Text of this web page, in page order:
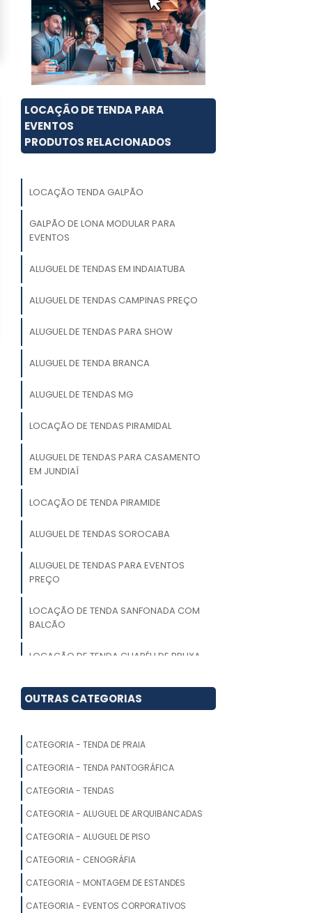
LOCAÇÃO DE TENDA PARA
EVENTOS
PRODUTOS RELACIONADOS
LOCAÇÃO TENDA GALPÃO
GALPÃO DE LONA MODULAR PARA
EVENTOS
ALUGUEL DE TENDAS EM INDAIATUBA
ALUGUEL DE TENDAS CAMPINAS PREÇO
ALUGUEL DE TENDAS PARA SHOW
ALUGUEL DE TENDA BRANCA
ALUGUEL DE TENDAS MG
LOCAÇÃO DE TENDAS PIRAMIDAL
ALUGUEL DE TENDAS PARA CASAMENTO
EM JUNDIAÍ
LOCAÇÃO DE TENDA PIRAMIDE
ALUGUEL DE TENDAS SOROCABA
ALUGUEL DE TENDAS PARA EVENTOS
PREÇO
LOCAÇÃO DE TENDA SANFONADA COM
BALCÃO
LOCAÇÃO DE TENDA CHAPÉU DE BRUXA
LOCAÇÃO DE TENDAS PARA
ARMAZENAGEM
ALUGAR TENDAS PARA EVENTOS
LOCAÇÃO TENDA CRISTAL
LOCAÇÃO DE UNIFILAS EM SP
LOCAÇÃO DE TENDAS PARA EVENTOS
EM SOROCABA
OUTRAS CATEGORIAS
CATEGORIA - TENDA DE PRAIA
CATEGORIA - TENDA PANTOGRÁFICA
CATEGORIA - TENDAS
CATEGORIA - ALUGUEL DE ARQUIBANCADAS
CATEGORIA - ALUGUEL DE PISO
CATEGORIA - CENOGRÁFIA
CATEGORIA - MONTAGEM DE ESTANDES
CATEGORIA - EVENTOS CORPORATIVOS